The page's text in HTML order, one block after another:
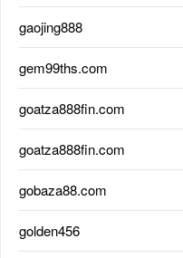
gaojing888
gem99ths.com
goatza888fin.com
goatza888fin.com
gobaza88.com
golden456